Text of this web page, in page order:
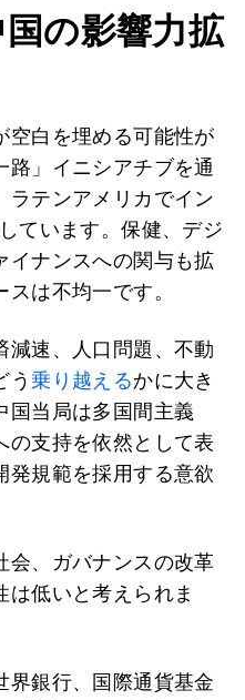
国の影響力拡
空白を埋める可能性が
路」イニシアチブを通
ラテンアメリカでイン
しています。保健、デジ
イナンスへの関与も拡
は不均一です。
減速、人口問題、不動
う乗り越えるかに大き
国当局は多国間主義
の支持を依然として表
発規範を採用する意欲
会、ガバナンスの改革
は低いと考えられま
界銀行、国際通貨基金